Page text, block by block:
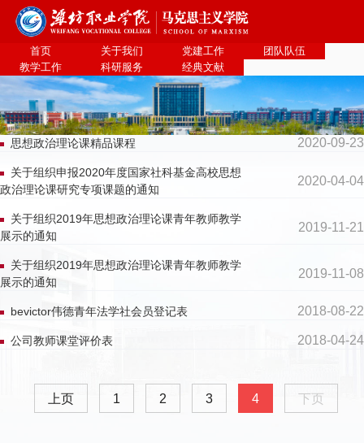
bevictor伟德官网·(中国)唯一官方网站
首页 关于我们 党建工作
团队队伍
教学工作
科研服务 经典文献
思想政治理论课精品课程 2020-09-23
关于组织申报2020年度国家社科基金高校思想
政治理论课研究专项课题的通知
2020-04-04
关于组织2019年思想政治理论课青年教师教学
展示的通知
2019-11-21
关于组织2019年思想政治理论课青年教师教学
展示的通知
2019-11-08
​bevictor伟德青年法学社会员登记表 2018-08-22
公司教师课堂评价表 2018-04-24
上页 1 2 3 4 下页